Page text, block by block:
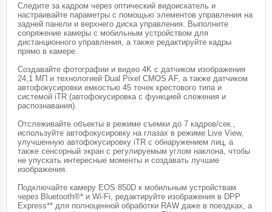
Следите за кадром через оптический видоискатель и
настраивайте параметры с помощью элементов управления на
задней панели и верхнего диска управления. Выполните
сопряжение камеры с мобильным устройством для
дистанционного управления, а также редактируйте кадры
прямо в камере.
Создавайте фотографии и видео 4K с датчиком изображения
24,1 МП и технологией Dual Pixel CMOS AF, а также датчиком
автофокусировки емкостью 45 точек крестового типа и
системой iTR (автофокусировка с функцией слежения и
распознавания).
Отслеживайте объекты в режиме съемки до 7 кадров/сек.,
используйте автофокусировку на глазах в режиме Live View,
улучшенную автофокусировку iTR с обнаружением лиц, а
также сенсорный экран с регулируемым углом наклона, чтобы
не упускать интересные моменты и создавать лучшие
изображения.
Подключайте камеру EOS 850D к мобильным устройствам
через Bluetooth®* и Wi-Fi, редактируйте изображения в DPP
Express** для полноценной обработки RAW даже в поездках, а